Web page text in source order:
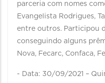
parceria com nomes
Evangelista Rodrigues,
entre outros. Participou
conseguindo alguns
Nova, Fecarc, Confaca,
- Data: 30/09/2021 –